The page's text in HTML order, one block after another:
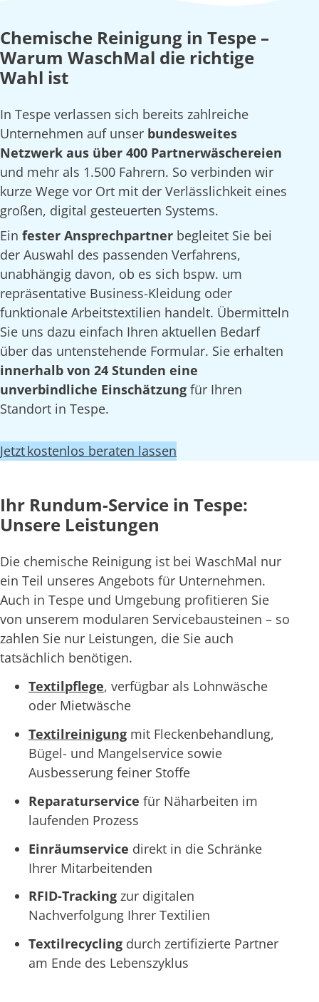
Chemische Reinigung in Tespe –
Warum WaschMal die richtige
Wahl ist
In Tespe verlassen sich bereits zahlreiche
Unternehmen auf unser bundesweites
Netzwerk aus über 400 Partnerwäschereien
und mehr als 1.500 Fahrern. So verbinden wir
kurze Wege vor Ort mit der Verlässlichkeit eines
großen, digital gesteuerten Systems.
Ein fester Ansprechpartner begleitet Sie bei
der Auswahl des passenden Verfahrens,
unabhängig davon, ob es sich bspw. um
repräsentative Business-Kleidung oder
funktionale Arbeitstextilien handelt. Übermitteln
Sie uns dazu einfach Ihren aktuellen Bedarf
über das untenstehende Formular. Sie erhalten
innerhalb von 24 Stunden eine
unverbindliche Einschätzung für Ihren
Standort in Tespe.
Jetzt kostenlos beraten lassen
Ihr Rundum-Service in Tespe:
Unsere Leistungen
Die chemische Reinigung ist bei WaschMal nur
ein Teil unseres Angebots für Unternehmen.
Auch in Tespe und Umgebung profitieren Sie
von unserem modularen Servicebausteinen – so
zahlen Sie nur Leistungen, die Sie auch
tatsächlich benötigen.
Textilpflege, verfügbar als Lohnwäsche
oder Mietwäsche
Textilreinigung mit Fleckenbehandlung,
Bügel- und Mangelservice sowie
Ausbesserung feiner Stoffe
Reparaturservice für Näharbeiten im
laufenden Prozess
Einräumservice direkt in die Schränke
Ihrer Mitarbeitenden
RFID-Tracking zur digitalen
Nachverfolgung Ihrer Textilien
Textilrecycling durch zertifizierte Partner
am Ende des Lebenszyklus